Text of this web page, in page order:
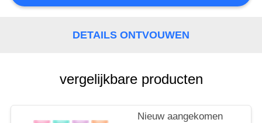
DETAILS ONTVOUWEN
vergelijkbare producten
Nieuw aangekomen